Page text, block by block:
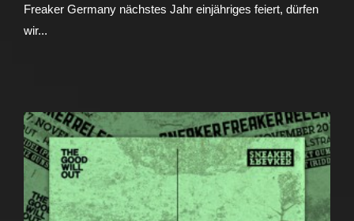
Freaker Germany nächstes Jahr einjähriges feiert, dürfen
wir...